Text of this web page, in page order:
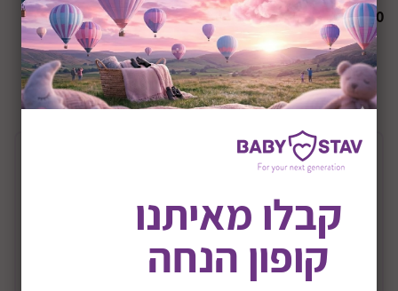
₪0
+8Y שיתוף:
תיאור המוצר
ערכה לבניית מכונת פינבול (פליפר) אלקטרונית
מרכיבים ובונית מכונת פינבול אלקטרונית מעץ מבית בוקי
קבלו מאיתנו
קופון הנחה